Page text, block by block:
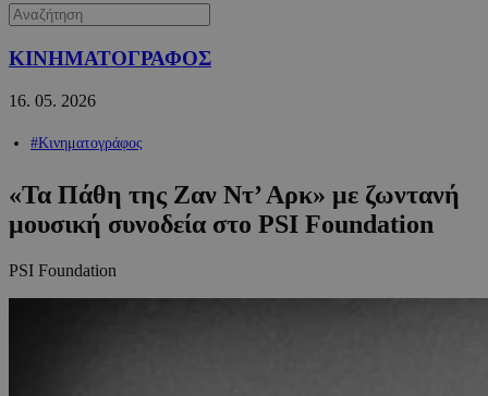
ΚΙΝΗΜΑΤΟΓΡΑΦΟΣ
16. 05. 2026
#Κινηματογράφος
«Τα Πάθη της Ζαν Ντ’ Αρκ» με ζωντανή
μουσική συνοδεία στο PSI Foundation
PSI Foundation